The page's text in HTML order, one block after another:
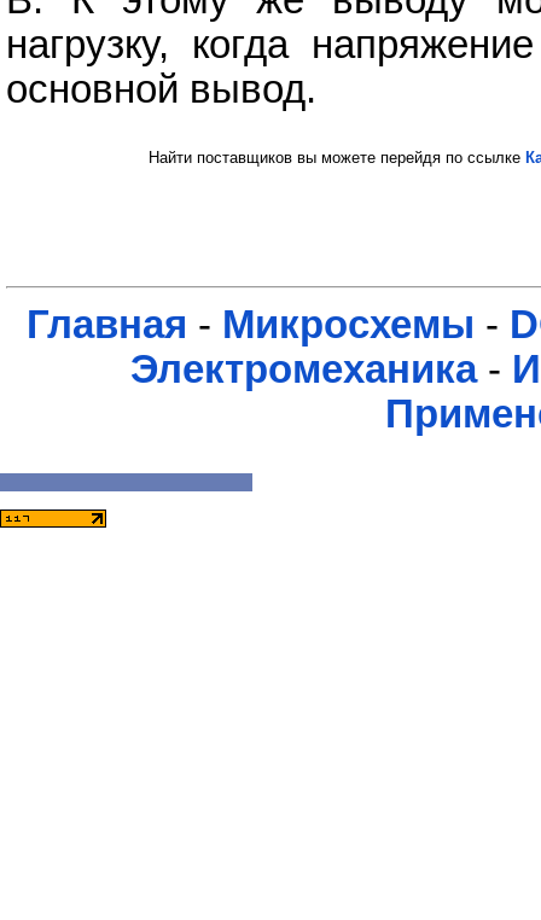
нагрузку, когда
основной вывод.
Найти поставщиков вы можете перейдя по ссылке
Главная - Микросхемы -
Электромеханика-